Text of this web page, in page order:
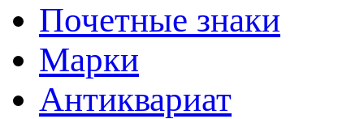
Почетные знаки
Марки
Антиквариат